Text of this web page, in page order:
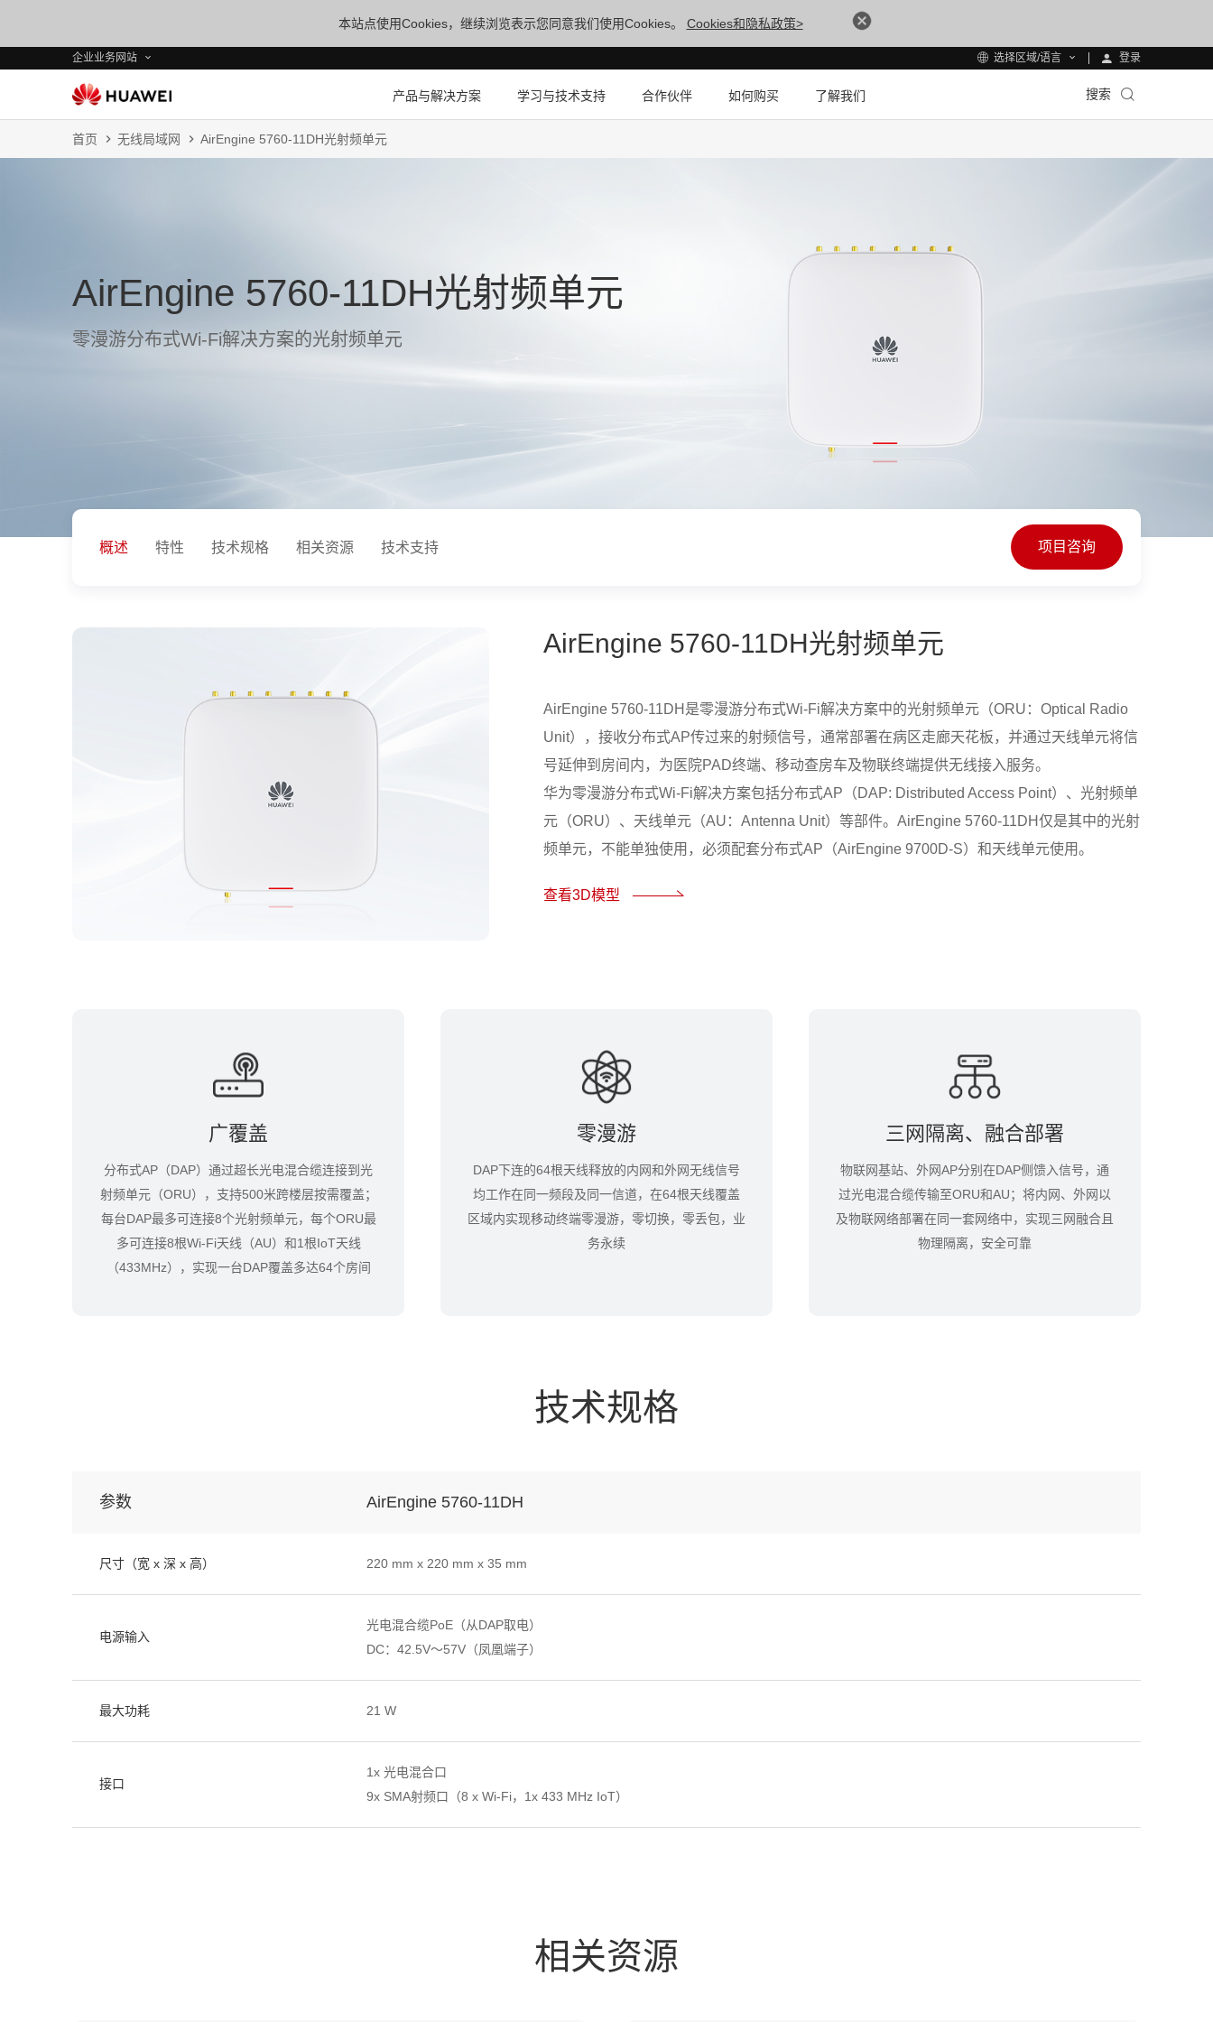
本站点使用Cookies，继续浏览表示您同意我们使用Cookies。 Cookies和隐私政策>
企业业务网站 选择区域/语言 登录
产品与解决方案 学习与技术支持 合作伙伴 如何购买 了解我们 搜索
首页 无线局域网 AirEngine 5760-11DH光射频单元
AirEngine 5760-11DH光射频单元
零漫游分布式Wi-Fi解决方案的光射频单元
概述 特性 技术规格 相关资源 技术支持 项目咨询
AirEngine 5760-11DH光射频单元
AirEngine 5760-11DH是零漫游分布式Wi-Fi解决方案中的光射频单元（ORU：Optical Radio
Unit），接收分布式AP传过来的射频信号，通常部署在病区走廊天花板，并通过天线单元将信
号延伸到房间内，为医院PAD终端、移动查房车及物联终端提供无线接入服务。
华为零漫游分布式Wi-Fi解决方案包括分布式AP（DAP: Distributed Access Point）、光射频单
元（ORU）、天线单元（AU：Antenna Unit）等部件。AirEngine 5760-11DH仅是其中的光射
频单元，不能单独使用，必须配套分布式AP（AirEngine 9700D-S）和天线单元使用。
查看3D模型
广覆盖
分布式AP（DAP）通过超长光电混合缆连接到光
射频单元（ORU），支持500米跨楼层按需覆盖；
每台DAP最多可连接8个光射频单元，每个ORU最
多可连接8根Wi-Fi天线（AU）和1根IoT天线
（433MHz），实现一台DAP覆盖多达64个房间
零漫游
DAP下连的64根天线释放的内网和外网无线信号
均工作在同一频段及同一信道，在64根天线覆盖
区域内实现移动终端零漫游，零切换，零丢包，业
务永续
三网隔离、融合部署
物联网基站、外网AP分别在DAP侧馈入信号，通
过光电混合缆传输至ORU和AU；将内网、外网以
及物联网络部署在同一套网络中，实现三网融合且
物理隔离，安全可靠
技术规格
参数 AirEngine 5760-11DH
尺寸（宽 x 深 x 高） 220 mm x 220 mm x 35 mm
电源输入
光电混合缆PoE（从DAP取电）
DC：42.5V～57V（凤凰端子）
最大功耗 21 W
接口
1x 光电混合口
9x SMA射频口（8 x Wi-Fi，1x 433 MHz IoT）
相关资源